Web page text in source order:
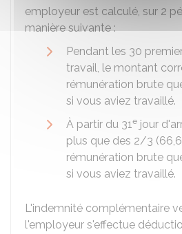
employeur est calculé, sur 2
manière suivante :
Pendant les 30
travail, le montant
rémunération brute
si vous aviez travaillé.
À partir du 31e jour
plus que des 2/3 (
rémunération brute
si vous aviez travaillé.
L'indemnité complémentaire
l'employeur s'effectue